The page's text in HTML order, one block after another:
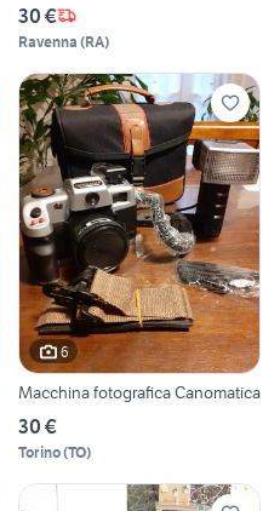
30 €
Ravenna (RA)
6
Macchina fotografica Canomatica
30 €
Torino(TO)